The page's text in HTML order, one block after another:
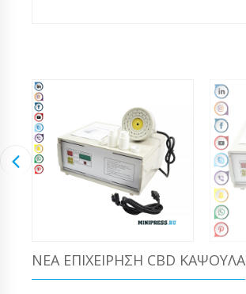
ΝΈΑ ΕΠΙΧΕΊΡΗΣΗ CBD ΚΆΨΟΥΛΑ